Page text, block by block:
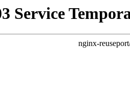
Service
nginx-